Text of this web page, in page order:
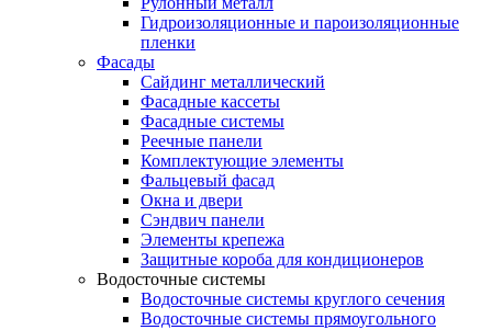
Гидроизоляционные и пароизоляционные
пленки
Фасады
Сайдинг металлический
Фасадные кассеты
Фасадные системы
Реечные панели
Комплектующие элементы
Фальцевый фасад
Окна и двери
Сэндвич панели
Элементы крепежа
Защитные короба для кондиционеров
Водосточные системы
Водосточные системы круглого сечения
Водосточные системы прямоугольного